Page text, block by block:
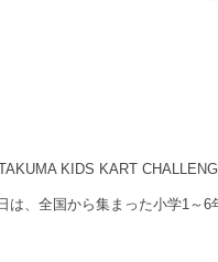
KIDS KART
、全国から集まった小学1～6